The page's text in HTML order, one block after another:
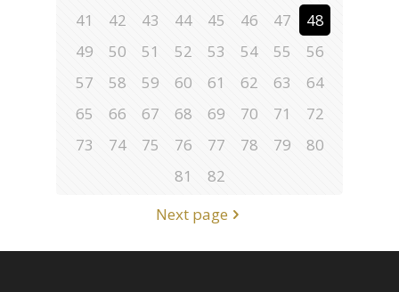
41
42 43 44 45 46 47
48
49
50 51 52 53 54 55
56
57
58 59 60 61 62 63
64
65
66 67 68 69 70 71
72
73
74 75 76 77 78 79
80
81
82
Next page